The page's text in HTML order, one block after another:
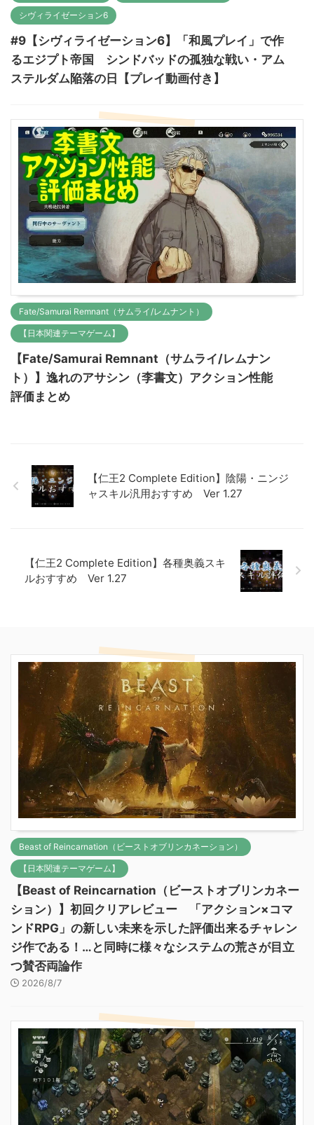
シヴィライゼーション6
#9【シヴィライゼーション6】「和風プレイ」で作
るエジプト帝国 シンドバッドの孤独な戦い・アム
ステルダム陥落の日【プレイ動画付き】
Fate/Samurai Remnant（サムライ/レムナント）
【日本関連テーマゲーム】
【Fate/Samurai Remnant（サムライ/レムナン
ト）】逸れのアサシン（李書文）アクション性能
評価まとめ
【仁王2 Complete Edition】陰陽・ニンジ
ャスキル汎用おすすめ Ver 1.27
【仁王2 Complete Edition】各種奥義スキ
ルおすすめ Ver 1.27
Beast of Reincarnation（ビーストオブリンカネーション）
【日本関連テーマゲーム】
【Beast of Reincarnation（ビーストオブリンカネー
ション）】初回クリアレビュー 「アクション×コマ
ンドRPG」の新しい未来を示した評価出来るチャレン
ジ作である！…と同時に様々なシステムの荒さが目立
つ賛否両論作
2026/8/7